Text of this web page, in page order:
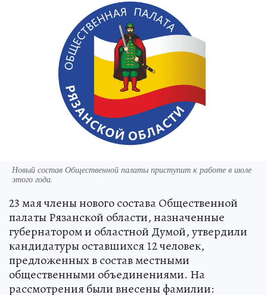
Новый состав Общественной палаты приступит к работе в июле
этого года.
23 мая члены нового состава Общественной
палаты Рязанской области, назначенные
губернатором и областной Думой, утвердили
кандидатуры оставшихся 12 человек,
предложенных в состав местными
общественными объединениями. На
рассмотрения были внесены фамилии: